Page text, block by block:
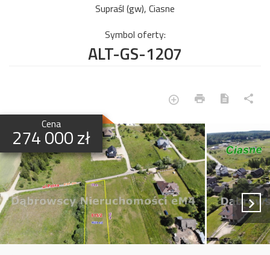
Supraśl (gw), Ciasne
Symbol oferty:
ALT-GS-1207
Cena
274 000 zł